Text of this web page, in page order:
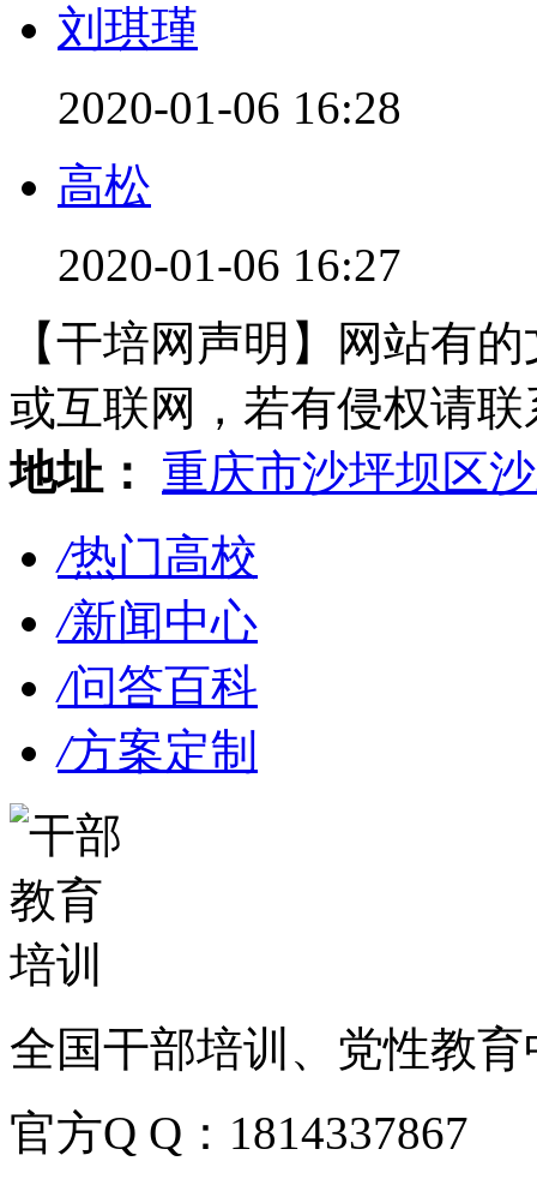
刘琪瑾
2020-01-06 16:28
高松
2020-01-06 16:27
【干培网声明】网站有
或互联网，若有侵权请联
地址：
重庆市沙坪坝区
/热门高校
/新闻中心
/问答百科
/方案定制
全国干部培训、党性教
官方Q Q：1814337867